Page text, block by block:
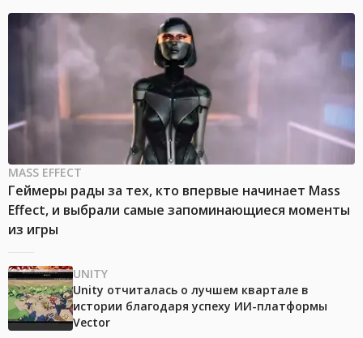
MASS EFFECT
Геймеры рады за тех, кто впервые начинает Mass
Effect, и выбрали самые запоминающиеся моменты
из игры
UNITY
Unity отчиталась о лучшем квартале в
истории благодаря успеху ИИ-платформы
Vector